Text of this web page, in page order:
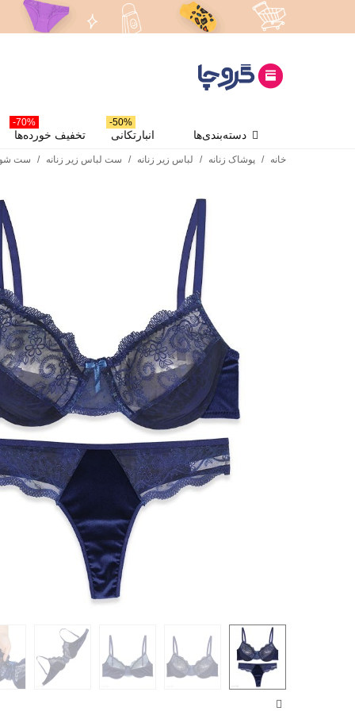
دسته‌بندی‌ها انبارتکانی
50%-
تخفیف خورده‌ها
70%-
خانه / پوشاک زنانه / لباس زیر زنانه / ست لباس زیر زنانه / ست